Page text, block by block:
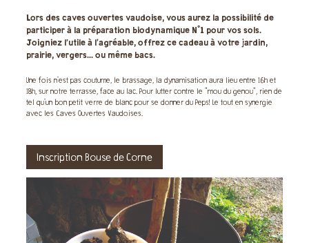
Lors des caves ouvertes vaudoise, vous aurez la possibilité de
participer à la préparation biodynamique N°1 pour vos sols.
Joigniez l'utile à l’agréable, offrez ce cadeau à votre jardin,
prairie, vergers... ou même bacs.
Une fois n'est pas coutume, le brassage, la dynamisation aura lieu entre 16h et
18h, sur notre terrasse, face au lac. Pour lutter contre le "mou du genou", rien de
tel qu'un bon petit verre de blanc pour se donner du Peps! Le tout en synergie
avec les Caves Ouvertes Vaudoises.
Inscription Bouse de Corne